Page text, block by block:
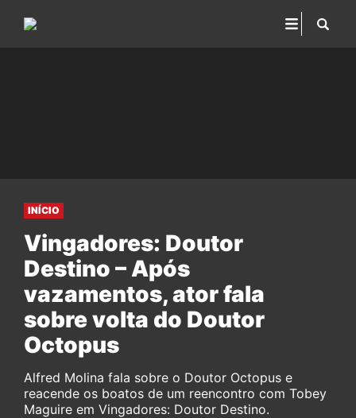
INÍCIO
Vingadores: Doutor
Destino – Após
vazamentos, ator fala
sobre volta do Doutor
Octopus
Alfred Molina fala sobre o Doutor Octopus e
reacende os boatos de um reencontro com Tobey
Maguire em Vingadores: Doutor Destino.